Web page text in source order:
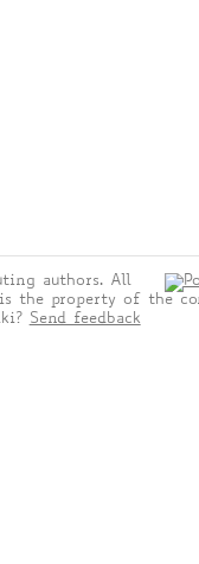
authors. All
the property of the
Send feedback